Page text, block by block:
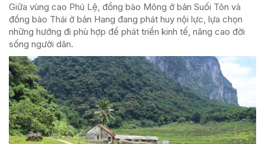
Giữa vùng cao Phú Lệ, đồng bào Mông ở bản Suối Tôn và
đồng bào Thái ở bản Hang đang phát huy nội lực, lựa chọn
những hướng đi phù hợp để phát triển kinh tế, nâng cao đời
sống người dân.